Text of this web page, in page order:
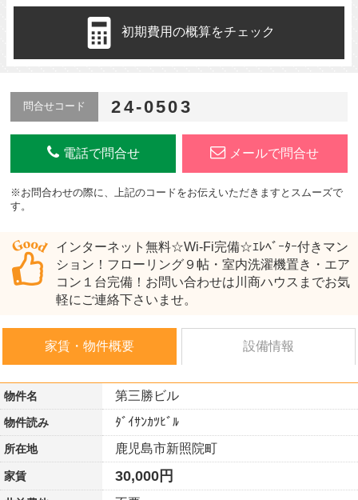
初期費用の概算をチェック
問合せコード 24-0503
電話で問合せ メールで問合せ
※お問合わせの際に、上記のコードをお伝えいただきますとスムーズで
す。
インターネット無料☆Wi-Fi完備☆ｴﾚﾍﾞｰﾀｰ付きマン
ション！フローリング９帖・室内洗濯機置き・エア
コン１台完備！お問い合わせは川商ハウスまでお気
軽にご連絡下さいませ。
家賃・物件概要 設備情報
物件名 第三勝ビル
物件読み ﾀﾞｲｻﾝｶﾂﾋﾞﾙ
所在地 鹿児島市新照院町
家賃 30,000円